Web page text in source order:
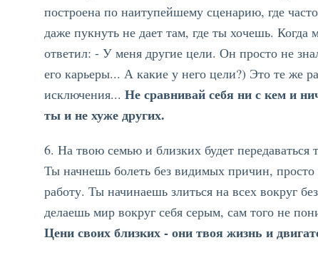
построена по наитупейшему сценарию, где
даже пукнуть не дает там, где ты хочешь.
ответил: - У меня другие цели. Он просто не
его карьеры... А какие у него цели?) Это те же
исключения... Не сравнивай себя ни с кем и
ты и не хуже других.
6. На твою семью и близких будет передаваться
Ты начнешь болеть без видимых причин, просто
работу. Ты начинаешь злиться на всех вокруг
делаешь мир вокруг себя серым, сам того не
Цени своих близких - они твоя жизнь и